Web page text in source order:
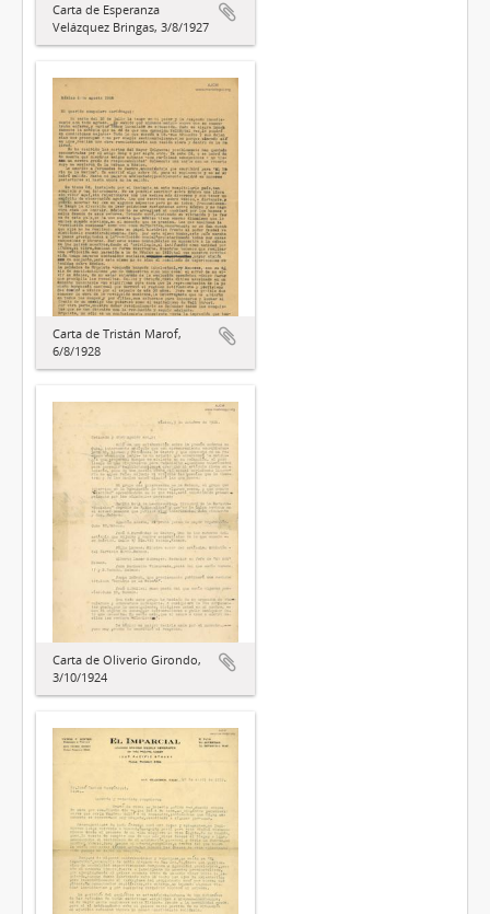
Carta de Esperanza
Velázquez Bringas, 3/8/1927
Carta de Tristán Marof,
6/8/1928
Carta de Oliverio Girondo,
3/10/1924